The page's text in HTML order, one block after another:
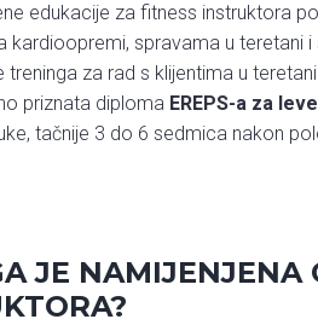
edukacije za fitness instruktora po
kardioopremi, spravama u
treninga za rad s klijentima u
priznata diploma EREPS-a za
tačnije 3 do 6 sedmica nakon
JE NAMIJENJENA